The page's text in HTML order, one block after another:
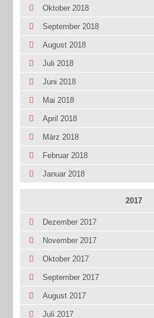
Oktober 2018
September 2018
August 2018
Juli 2018
Juni 2018
Mai 2018
April 2018
März 2018
Februar 2018
Januar 2018
2017
Dezember 2017
November 2017
Oktober 2017
September 2017
August 2017
Juli 2017